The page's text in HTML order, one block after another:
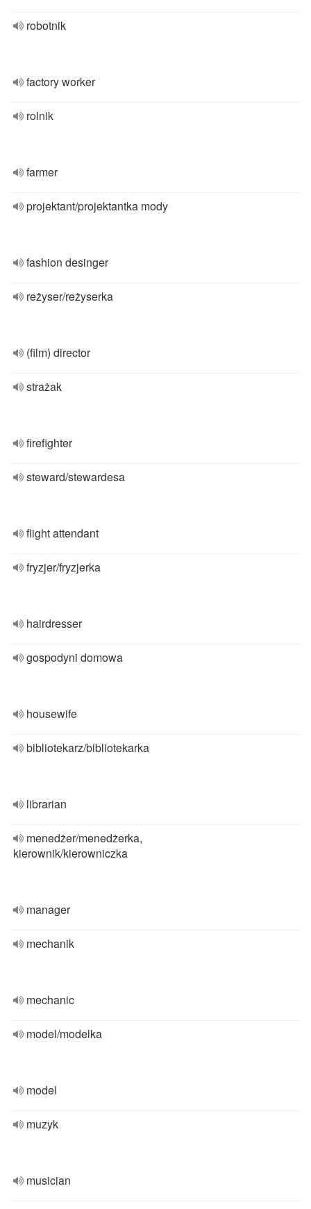
robotnik
factory worker
rolnik
farmer
projektant/projektantka mody
fashion desinger
reżyser/reżyserka
(film) director
strażak
firefighter
steward/stewardesa
flight attendant
fryzjer/fryzjerka
hairdresser
gospodyni domowa
housewife
bibliotekarz/bibliotekarka
librarian
menedżer/menedżerka,
kierownik/kierowniczka
manager
mechanik
mechanic
model/modelka
model
muzyk
musician